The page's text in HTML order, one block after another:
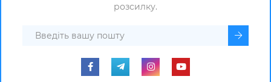
розсилку.